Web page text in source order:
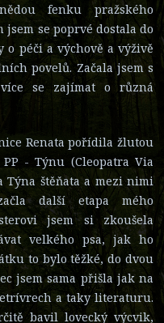
fenku pražského
se poprvé dostala do
péči a výchově a výživě
povelů. Začala jsem s
se zajímat o různá
Renata pořídila žlutou
- Týnu (Cleopatra Via
Týna štěňata a mezi nimi
další etapa mého
jsem si zkoušela
velkého psa, jak ho
to bylo těžké, do dvou
jsem sama přišla jak na
a taky literaturu.
bavil lovecký výcvik,